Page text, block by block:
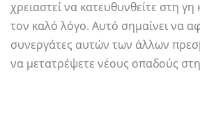
χρειαστεί να κατευθυνθείτε στη γη
τον καλό λόγο. Αυτό σημαίνει να
συνεργάτες αυτών των άλλων
να μετατρέψετε νέους οπαδούς